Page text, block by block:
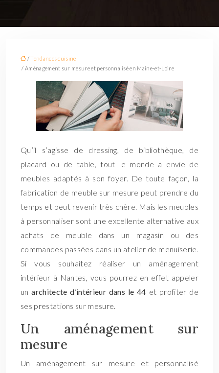
/Tendances cuisine
/ Aménagement sur mesure et personnalisé en Maine-et-Loire
Qu’il s’agisse de dressing, de bibliothèque, de
placard ou de table, tout le monde a envie de
meubles adaptés à son foyer. De toute façon, la
fabrication de meuble sur mesure peut prendre du
temps et peut revenir très chère. Mais les meubles
à personnaliser sont une excellente alternative aux
achats de meuble dans un magasin ou des
commandes passées dans un atelier de menuiserie.
Si vous souhaitez réaliser un aménagement
intérieur à Nantes, vous pourrez en effet appeler
unarchitecte d’intérieur dans le 44 et profiter de
ses prestations sur mesure.
Un aménagement sur
mesure
Un aménagement sur mesure et personnalisé